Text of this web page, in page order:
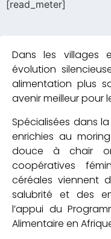
[read_meter]
Dans les villages
évolution
alimentation plus
avenir meilleur pour
Spécialisées dans
enrichies au
douce à chair
coopératives
céréales viennent
salubrité et des
l’appui du
Alimentaire en